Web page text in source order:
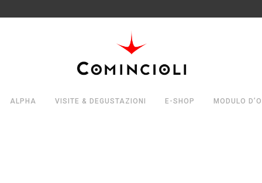
ALPHA VISITE & DEGUSTAZIONI E-SHOP MODULO